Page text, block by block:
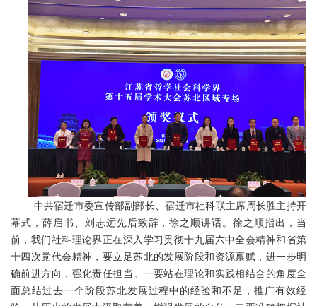
中共宿迁市委宣传部副部长、宿迁市社科联主席周长胜主持开
幕式，薛启书、刘志远先后致辞，徐之顺讲话。徐之顺指出，当
前，我们社科理论界正在深入学习贯彻十九届六中全会精神和省第
十四次党代会精神，要立足苏北的发展阶段和资源禀赋，进一步明
确前进方向，强化责任担当。一要站在理论和实践相结合的角度全
面总结过去一个阶段苏北发展过程中的经验和不足，推广有效经